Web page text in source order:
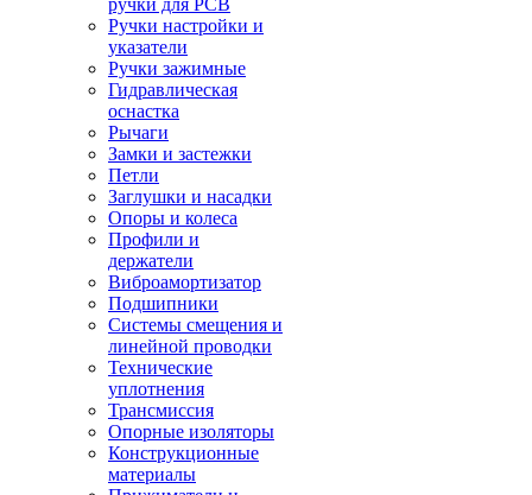
ручки для PCB
Ручки настройки и
указатели
Ручки зажимные
Гидравлическая
оснастка
Рычаги
Замки и застежки
Петли
Заглушки и насадки
Опоры и колеса
Профили и
держатели
Виброамортизатор
Подшипники
Системы смещения и
линейной проводки
Технические
уплотнения
Трансмиссия
Опорные изоляторы
Конструкционные
материалы